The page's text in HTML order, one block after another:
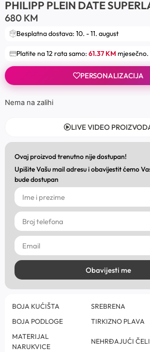
PHILIPP PLEIN DATE
680 KM
Besplatna dostava: 10. - 11. august
Platite na 12 rata samo: 61.37 KM mjesečno.
PERSONALIZACIJA
Nema na zalihi
LIVE VIDEO
Ovaj proizvod trenutno nije dostupan!
Upišite Vašu mail adresu i obavijestit ćemo
bude dostupan
Obavijesti me
BOJA KUĆIŠTA
SREBRENA
BOJA PODLOGE
TIRKIZNO PLAVA
MATERIJAL
NARUKVICE
NEHRĐAJUĆI